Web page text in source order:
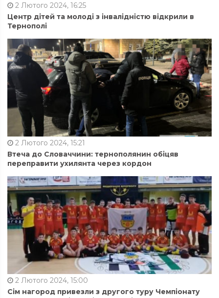
2 Лютого 2024, 16:25
Центр дітей та молоді з інвалідністю відкрили в
Тернополі
2 Лютого 2024, 15:21
Втеча до Словаччини: тернополянин обіцяв
переправити ухилянта через кордон
2 Лютого 2024, 15:00
Сім нагород привезли з другого туру Чемпіонату